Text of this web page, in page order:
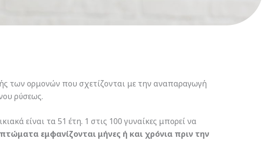
των ορμονών που σχετίζονται με την αναπαραγωγή
ρύσεως.
είναι τα 51 έτη. 1 στις 100 γυναίκες μπορεί να
εμφανίζονται μήνες ή και χρόνια πριν την